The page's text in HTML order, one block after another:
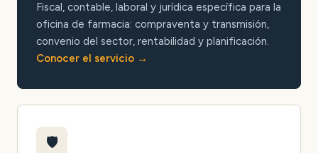
Fiscal, contable, laboral y jurídica específica para la
oficina de farmacia: compraventa y transmisión,
convenio del sector, rentabilidad y planificación.
Conocer el servicio
🛡️